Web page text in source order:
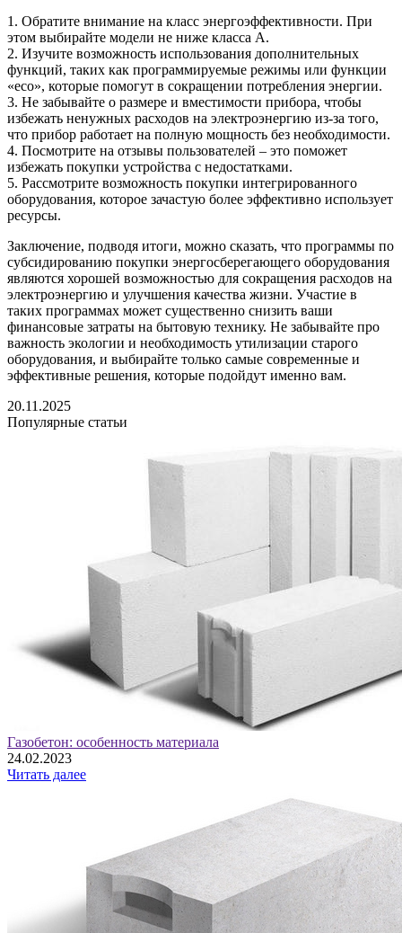
1. Обратите внимание на класс энергоэффективности. При
этом выбирайте модели не ниже класса A.
2. Изучите возможность использования дополнительных
функций, таких как программируемые режимы или функции
«eco», которые помогут в сокращении потребления энергии.
3. Не забывайте о размере и вместимости прибора, чтобы
избежать ненужных расходов на электроэнергию из-за того,
что прибор работает на полную мощность без необходимости.
4. Посмотрите на отзывы пользователей – это поможет
избежать покупки устройства с недостатками.
5. Рассмотрите возможность покупки интегрированного
оборудования, которое зачастую более эффективно использует
ресурсы.
Заключение, подводя итоги, можно сказать, что программы по
субсидированию покупки энергосберегающего оборудования
являются хорошей возможностью для сокращения расходов на
электроэнергию и улучшения качества жизни. Участие в
таких программах может существенно снизить ваши
финансовые затраты на бытовую технику. Не забывайте про
важность экологии и необходимость утилизации старого
оборудования, и выбирайте только самые современные и
эффективные решения, которые подойдут именно вам.
20.11.2025
Популярные статьи
Газобетон: особенность материала
24.02.2023
Читать далее